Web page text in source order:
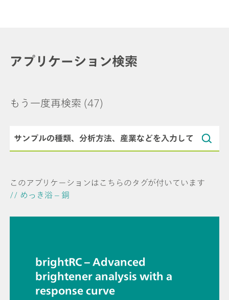
アプリケーション検索
もう一度再検索 (47)
このアプリケーションはこちらのタグが付いています
// めっき浴 – 銅
brightRC – Advanced
brightener analysis with a
response curve